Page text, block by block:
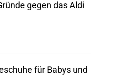
gegen das Aldi
für Babys und